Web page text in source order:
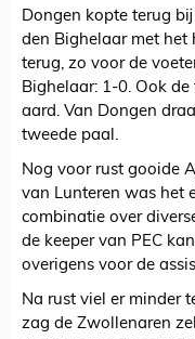
Dongen kopte terug
den Bighelaar met het
terug, zo voor de
Bighelaar: 1-0. Ook
aard. Van Dongen
tweede paal.
Nog voor rust gooide
van Lunteren was het
combinatie over
de keeper van PEC
overigens voor de
Na rust viel er minder
zag de Zwollenaren